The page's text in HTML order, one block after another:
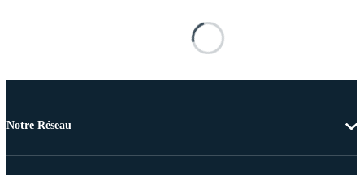
Notre Réseau